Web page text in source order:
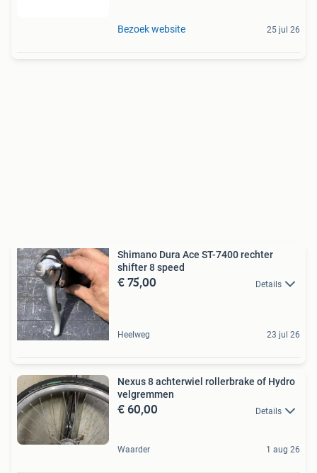
Bezoek website 25 jul 26
Shimano Dura Ace ST-7400 rechter
shifter 8 speed
€ 75,00 Details
Heelweg 23 jul 26
Nexus 8 achterwiel rollerbrake of Hydro
velgremmen
€ 60,00 Details
Waarder 1 aug 26